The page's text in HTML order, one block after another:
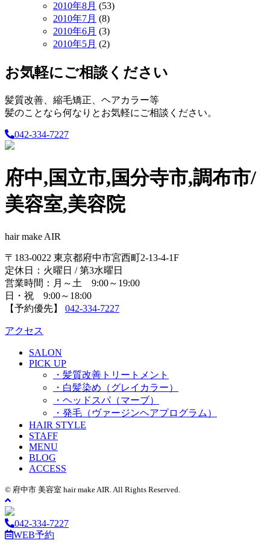
2010年8月 (53)
2010年7月 (8)
2010年6月 (3)
2010年5月 (2)
お気軽にご相談ください
髪質改善、縮毛矯正、ヘアカラー等
髪のことなら何なりとお気軽にご相談ください。
042-334-7227
府中,国立市,国分寺市,調布市/
美容室,美容院
hair make AIR
〒183-0022 東京都府中市宮西町2-13-4-1F
定休日：火曜日 / 第3水曜日
営業時間：月～土 9:00～19:00
日・祝 9:00～18:00
【予約優先】 042-334-7227
アクセス
SALON
PICK UP
・髪質改善トリートメント
・白髪染め（グレイカラー）
・ヘッドスパ（マーブ）
・発毛（ヴァージンヘアプログラム）
HAIR STYLE
STAFF
MENU
BLOG
ACCESS
© 府中市 美容室 hair make AIR. All Rights Reserved.
042-334-7227
WEB予約